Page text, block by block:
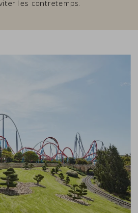
les contretemps.